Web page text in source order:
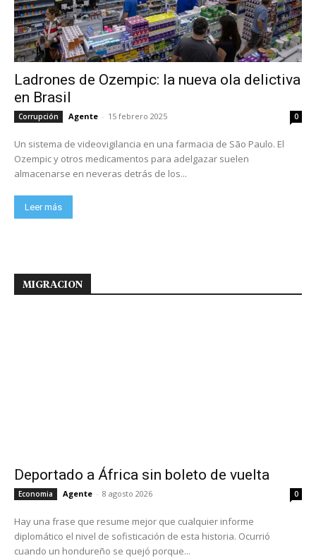
Ladrones de Ozempic: la nueva ola delictiva
en Brasil
Corrupción Agente - 15 febrero 2025 0
Un sistema de videovigilancia en una farmacia de São Paulo. El
Ozempic y otros medicamentos para adelgazar suelen
almacenarse en neveras detrás de los...
Leer más
MIGRACION
Deportado a África sin boleto de vuelta
Economia Agente - 8 agosto 2026 0
Hay una frase que resume mejor que cualquier informe
diplomático el nivel de sofisticación de esta historia. Ocurrió
cuando un hondureño se quejó porque...